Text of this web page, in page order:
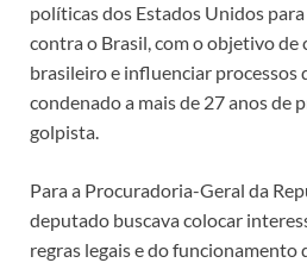
políticas dos Estados Unidos
contra o Brasil, com o objetivo
brasileiro e influenciar processos
condenado a mais de 27 anos de
golpista.
Para a Procuradoria-Geral da
deputado buscava colocar
regras legais e do funcionamento